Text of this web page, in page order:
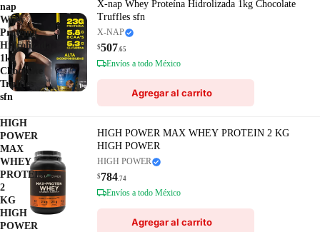
nap
Whey
Proteína
Hidrolizada
1kg
Chocolate
Truffles
sfn
X-nap Whey Proteína Hidrolizada 1kg Chocolate
Truffles sfn
X-NAP
$507.65
Envíos a todo México
Agregar al carrito
HIGH
POWER
MAX
WHEY
PROTEIN
2
KG
HIGH
POWER
HIGH POWER MAX WHEY PROTEIN 2 KG
HIGH POWER
HIGH POWER
$784.74
Envíos a todo México
Agregar al carrito